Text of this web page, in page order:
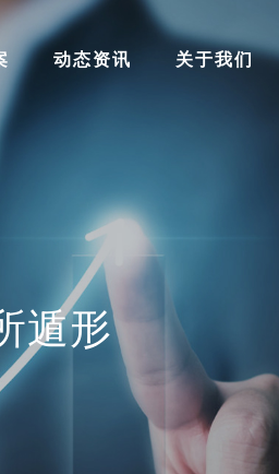
动态资讯 关于我们
遁形